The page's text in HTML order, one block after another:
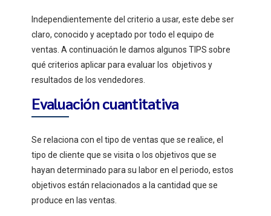
Independientemente del criterio a usar, este debe ser
claro, conocido y aceptado por todo el equipo de
ventas. A continuación le damos algunos TIPS sobre
qué criterios aplicar para evaluar los objetivos y
resultados de los vendedores.
Evaluación cuantitativa
Se relaciona con el tipo de ventas que se realice, el
tipo de cliente que se visita o los objetivos que se
hayan determinado para su labor en el periodo, estos
objetivos están relacionados a la cantidad que se
produce en las ventas.